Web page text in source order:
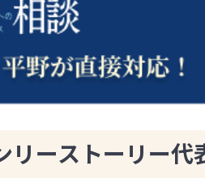
リーストーリー代